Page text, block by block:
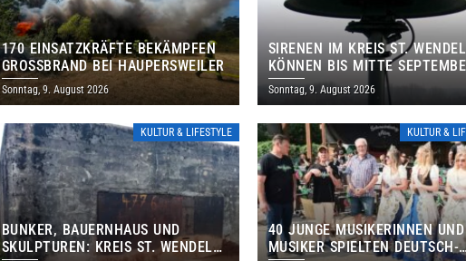
170 EINSATZKRÄFTE BEKÄMPFEN
GROSSBRAND BEI HAUPERSWEILER
Sonntag, 9. August 2026
SIRENEN IM KREIS ST. WENDEL
KÖNNEN BIS MITTE
AUSSERPLANMÄSSIG HEULEN
Sonntag, 9. August 2026
KULTUR & LIFESTYLE
BUNKER, BAUERNHAUS UND
SKULPTUREN: KREIS ST. WENDEL
KULTUR &
40 JUNGE MUSIKERINNEN UND
MUSIKER SPIELTEN DEUTSCH-